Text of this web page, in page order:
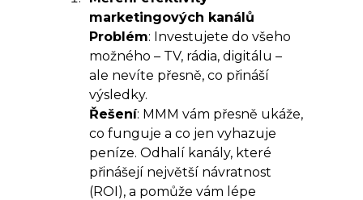
marketingových kanálů
Problém: Investujete do všeho
možného – TV, rádia, digitálu –
ale nevíte přesně, co přináší
výsledky.
Řešení: MMM vám přesně ukáže,
co funguje a co jen vyhazuje
peníze. Odhalí kanály, které
přinášejí největší návratnost
(ROI), a pomůže vám lépe